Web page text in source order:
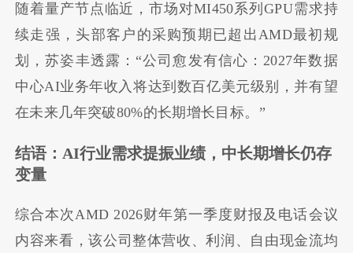
随着量产节点临近，市场对MI450系列GPU需求持
续走强，头部客户的采购预期已超出AMD最初规
划，苏姿丰透露：“公司愈发有信心：2027年数据
中心AI业务年收入将达到数百亿美元级别，并有望
在未来几年突破80%的长期增长目标。”
结语：AI行业需求提振业绩，中长期增长仍存
变量
综合本次AMD 2026财年第一季度财报及电话会议
内容来看，该公司整体营收、利润、自由现金流均